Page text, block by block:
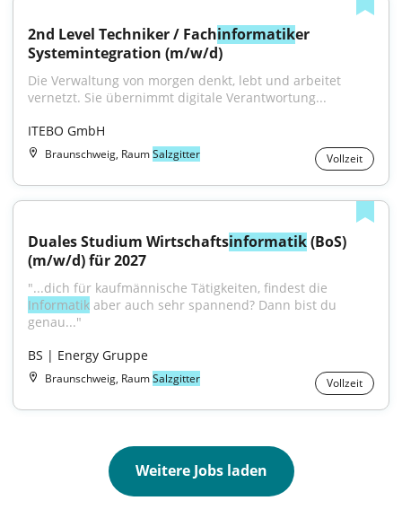
2nd Level Techniker / Fachinformatiker
Systemintegration (m/w/d)
Die Verwaltung von morgen denkt, lebt und arbeitet
vernetzt. Sie übernimmt digitale Verantwortung...
ITEBO GmbH
Braunschweig, RaumSalzgitter Vollzeit
Duales Studium Wirtschaftsinformatik (BoS)
(m/w/d) für 2027
Informatik aber auch sehr spannend? Dann bist du
genau..."
BS | Energy Gruppe
Braunschweig, RaumSalzgitter Vollzeit
Weitere Jobs laden